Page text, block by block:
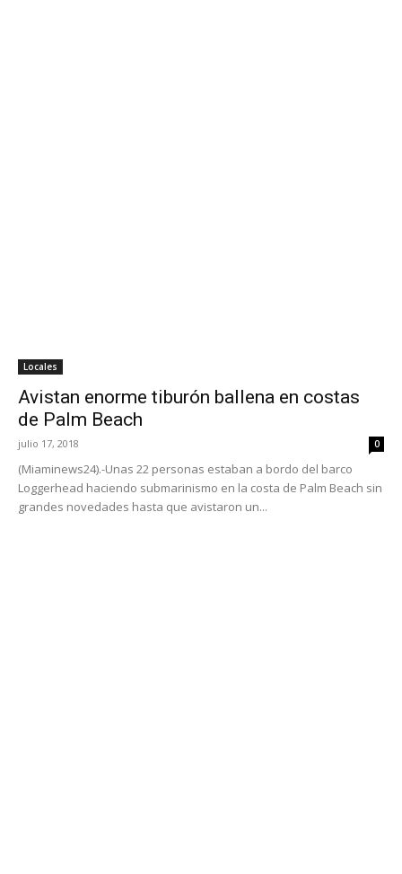
Locales
Avistan enorme tiburón ballena en costas
de Palm Beach
julio 17, 2018 0
(Miaminews24).-Unas 22 personas estaban a bordo del barco
Loggerhead haciendo submarinismo en la costa de Palm Beach sin
grandes novedades hasta que avistaron un...